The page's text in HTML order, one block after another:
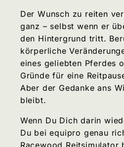
Der Wunsch zu reiten
ganz – selbst wenn er
den Hintergrund tritt.
körperliche
eines geliebten Pferdes
Gründe für eine
Aber der Gedanke ans
bleibt.
Wenn Du Dich darin
Du bei equipro genau